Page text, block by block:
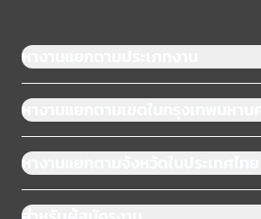
หางานแยกตามประเภทงาน
หางานแยกตามเขตในกรุงเทพมหานคร
หางานแยกตามจังหวัดในประเทศไทย